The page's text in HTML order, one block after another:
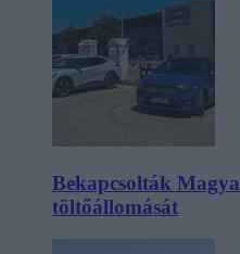
Bekapcsolták
töltőállomását